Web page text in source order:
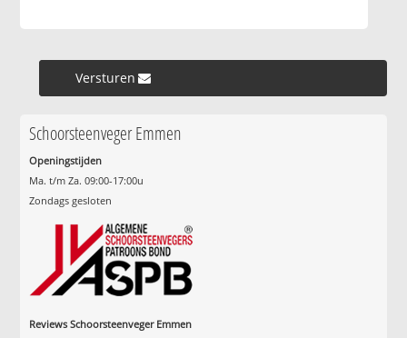
Versturen »
Schoorsteenveger Emmen
Openingstijden
Ma. t/m Za. 09:00-17:00u
Zondags gesloten
Reviews Schoorsteenveger Emmen